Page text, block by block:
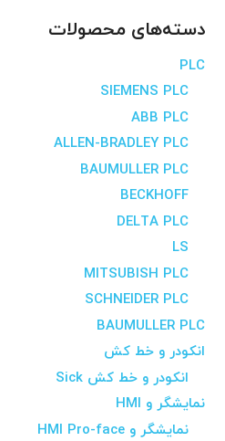
دسته‌های محصولات
PLC
SIEMENS PLC
ABB PLC
ALLEN-BRADLEY PLC
BAUMULLER PLC
BECKHOFF
DELTA PLC
LS
MITSUBISH PLC
SCHNEIDER PLC
BAUMULLER PLC
انکودر و خط کش
انکودر و خط کش Sick
نمایشگر و HMI
نمایشگر و HMI Pro-face